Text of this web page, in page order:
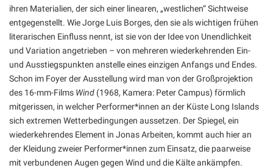
ihren Materialien, der sich einer linearen, „westlichen“ Sichtweise
entgegenstellt. Wie Jorge Luis Borges, den sie als wichtigen frühen
literarischen Einfluss nennt, ist sie von der Idee von Unendlichkeit
und Variation angetrieben – von mehreren wiederkehrenden Ein-
und Ausstiegspunkten anstelle eines einzigen Anfangs und Endes.
Schon im Foyer der Ausstellung wird man von der Großprojektion
des 16-mm-Films Wind (1968, Kamera: Peter Campus) förmlich
mitgerissen, in welcher Performer*innen an der Küste Long Islands
sich extremen Wetterbedingungen aussetzen. Der Spiegel, ein
wiederkehrendes Element in Jonas Arbeiten, kommt auch hier an
der Kleidung zweier Performer*innen zum Einsatz, die paarweise
mit verbundenen Augen gegen Wind und die Kälte ankämpfen.